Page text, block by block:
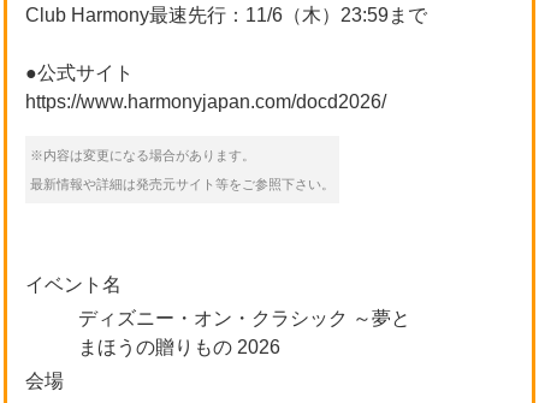
Club Harmony最速先行：11/6（木）23:59まで
●公式サイト
https://www.harmonyjapan.com/docd2026/
※内容は変更になる場合があります。
最新情報や詳細は発売元サイト等をご参照下さい。
イベント名
ディズニー・オン・クラシック ～夢と
まほうの贈りもの 2026
会場